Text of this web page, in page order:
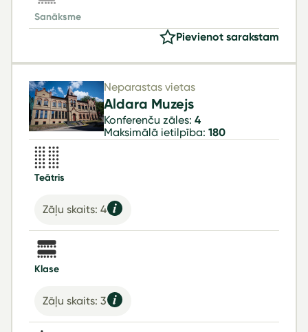
Sanāksme
Pievienot sarakstam
Neparastas vietas
Aldara Muzejs
Konferenču zāles: 4
Maksimālā ietilpība: 180
Teātris
Zāļu skaits: 4
Klase
Zāļu skaits: 3